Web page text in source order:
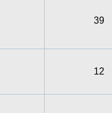
39
12